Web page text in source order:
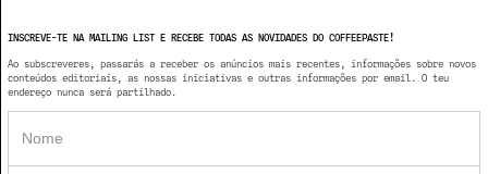
INSCREVE-TE NA MAILING LIST E RECEBE TODAS AS NOVIDADES DO COFFEEPASTE!
Ao subscreveres, passarás a receber os anúncios mais recentes, informações sobre novos
conteúdos editoriais, as nossas iniciativas e outras informações por email. O teu
endereço nunca será partilhado.